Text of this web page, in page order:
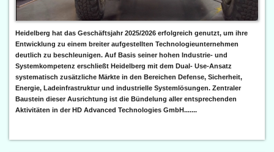
Heidelberg hat das Geschäftsjahr 2025/2026 erfolgreich genutzt, um ihre
Entwicklung zu einem breiter aufgestellten Technologieunternehmen
deutlich zu beschleunigen. Auf Basis seiner hohen Industrie- und
Systemkompetenz erschließt Heidelberg mit dem Dual- Use-Ansatz
systematisch zusätzliche Märkte in den Bereichen Defense, Sicherheit,
Energie, Ladeinfrastruktur und industrielle Systemlösungen. Zentraler
Baustein dieser Ausrichtung ist die Bündelung aller entsprechenden
Aktivitäten in der HD Advanced Technologies GmbH.......